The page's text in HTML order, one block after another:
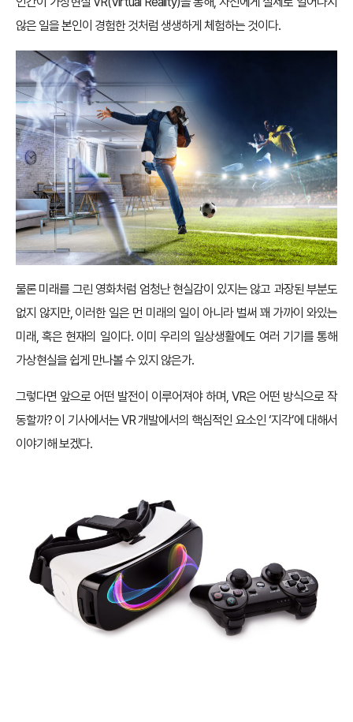
않은 일을 본인이 경험한 것처럼 생생하게 체험하는 것이다.
물론 미래를 그린 영화처럼 엄청난 현실감이 있지는 않고 과장된 부분도
없지 않지만, 이러한 일은 먼 미래의 일이 아니라 벌써 꽤 가까이 와있는
미래, 혹은 현재의 일이다. 이미 우리의 일상생활에도 여러 기기를 통해
가상현실을 쉽게 만나볼 수 있지 않은가.
그렇다면 앞으로 어떤 발전이 이루어져야 하며, VR은 어떤 방식으로 작
동할까? 이 기사에서는 VR 개발에서의 핵심적인 요소인 ‘지각’에 대해서
이야기해 보겠다.